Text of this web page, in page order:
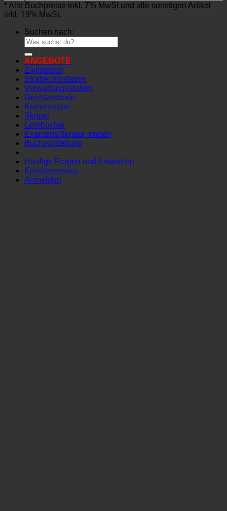
* Alle Buchpreise inkl. 7% MwSt und alle sonstigen Artikel
inkl. 19% MwSt.
Suchen nach:
ANGEBOTE
Zivilstation
Strafrechtsstation
Verwaltungsstation
Gesetzestexte
Kommentare
Skripte
Lehrbücher
Examensliteratur mieten
Buchvorstellung
Häufige Fragen und Antworten
Kundenservice
Anmelden